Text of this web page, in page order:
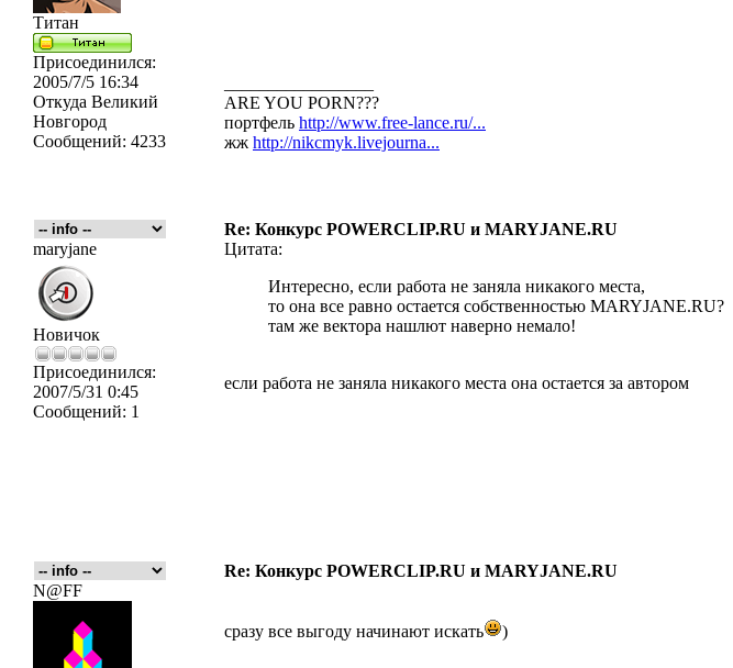
Титан
Присоединился:
2005/7/5 16:34
Откуда Великий
Новгород
Сообщений: 4233
ARE YOU PORN???
портфель http://www.free-lance.ru/...
жж http://nikcmyk.livejourna...
Re: Конкурс POWERCLIP.RU и MARYJANE.RU
maryjane
Новичок
Присоединился:
2007/5/31 0:45
Сообщений: 1
Цитата:
Интересно, если работа не заняла никакого места,
то она все равно остается собственностью MARYJANE.RU?
там же вектора нашлют наверно немало!
если работа не заняла никакого места она остается за автором
Re: Конкурс POWERCLIP.RU и MARYJANE.RU
N@FF
сразу все выгоду начинают искать )